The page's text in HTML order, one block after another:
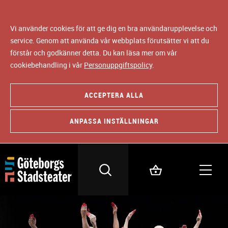
Vi använder cookies för att ge dig en bra användarupplevelse och
service. Genom att använda vår webbplats förutsätter vi att du
förstår och godkänner detta. Du kan läsa mer om vår
cookiebehandling i vår Personuppgiftspolicy.
ACCEPTERA ALLA
ANPASSA INSTÄLLNINGAR